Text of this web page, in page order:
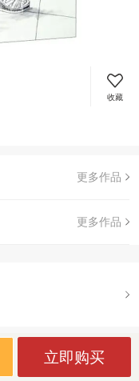
收藏
更多作品
更多作品
立即购买